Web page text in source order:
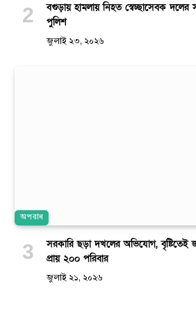
বগুড়ায় হামলায় নিহত স্বেচ্ছাসেবক
পুলিশ
জুলাই ২৩, ২০২৬
অপরাধ
সরকারি ছড়া দখলের অভিযোগ, বৃষ্টিতেই
প্রায় ২০০ পরিবার
জুলাই ২১, ২০২৬